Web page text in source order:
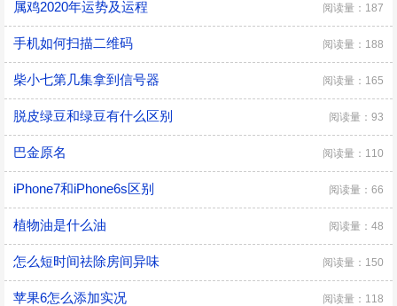
属鸡2020年运势及运程 阅读量：187
手机如何扫描二维码 阅读量：188
柴小七第几集拿到信号器 阅读量：165
脱皮绿豆和绿豆有什么区别 阅读量：93
巴金原名 阅读量：110
iPhone7和iPhone6s区别 阅读量：66
植物油是什么油 阅读量：48
怎么短时间祛除房间异味 阅读量：150
苹果6怎么添加实况 阅读量：118